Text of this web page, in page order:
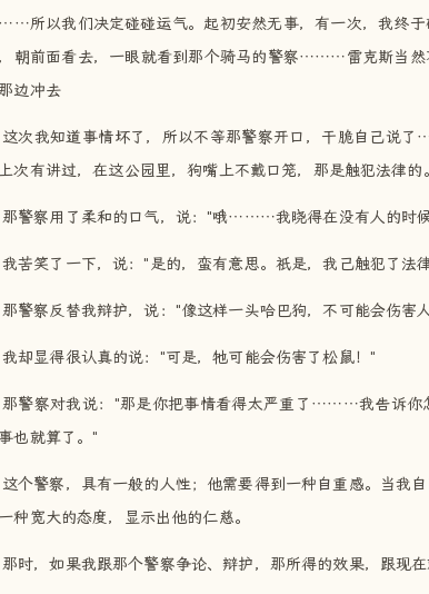
所以我们决定碰碰运气。起初安然无事，有一次，我终
朝前面看去，一眼就看到那个骑马的警察………雷克斯当然
边冲去
这次我知道事情坏了，所以不等那警察开口，干脆自己说
次有讲过，在这公园里，狗嘴上不戴口笼，那是触犯法律的
那警察用了柔和的口气，说："哦………我晓得在没有人的时
我苦笑了一下，说："是的，蛮有意思。祇是，我己触犯了法
那警察反替我辩护，说："像这样一头哈巴狗，不可能会伤害
我却显得很认真的说："可是，牠可能会伤害了松鼠！"
那警察对我说："那是你把事情看得太严重了………我告诉你
也就算了。"
这个警察，具有一般的人性；他需要得到一种自重感。当我
种宽大的态度，显示出他的仁慈。
那时，如果我跟那个警察争论、辩护，那所得的效果，跟现在